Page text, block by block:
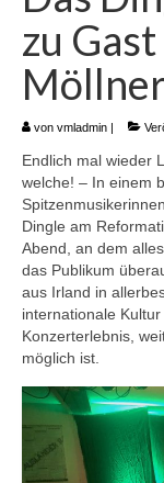
Musik und
Verein
Region
Folksfest ON
zu
von vmladmin
Endlich mal wieder
welche! – In einem
Dingle am
Abend, an dem
das Publikum
aus Irland in
internationale
Konzerterlebnis,
möglich ist.